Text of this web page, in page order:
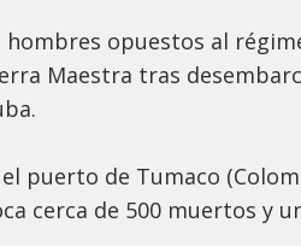
hombres opuestos al
Maestra tras
puerto de Tumaco
cerca de 500 muertos y